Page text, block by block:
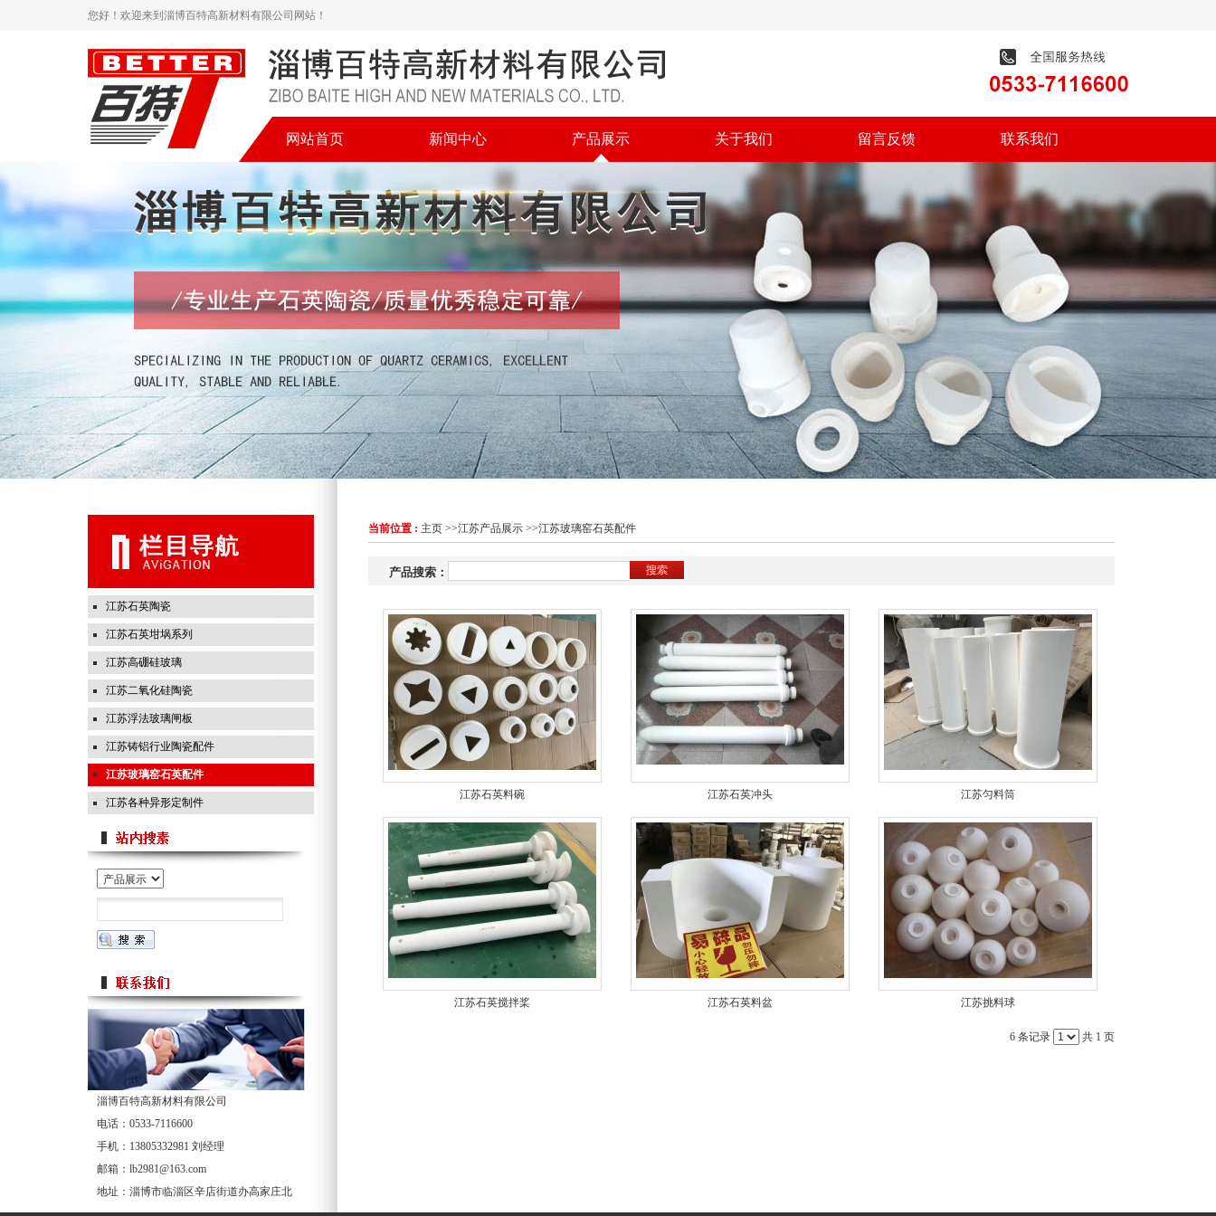
您好！欢迎来到淄博百特高新材料有限公司网站！
网站首页 新闻中心 产品展示 关于我们 留言反馈 联系我们
江苏石英陶瓷
江苏石英坩埚系列
江苏高硼硅玻璃
江苏二氧化硅陶瓷
江苏浮法玻璃闸板
江苏铸铝行业陶瓷配件
江苏玻璃窑石英配件
江苏各种异形定制件
淄博百特高新材料有限公司
电话：0533-7116600
手机：13805332981 刘经理
邮箱：lb2981@163.com
地址：淄博市临淄区辛店街道办高家庄北
当前位置 : 主页 >>江苏产品展示 >>江苏玻璃窑石英配件
产品搜索：
江苏石英料碗 江苏石英冲头 江苏匀料筒
江苏石英搅拌桨 江苏石英料盆 江苏挑料球
6 条记录 共 1 页